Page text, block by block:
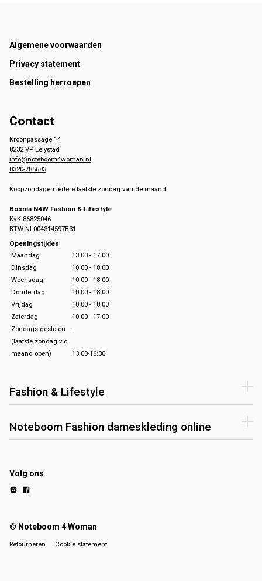
Footer
Algemene voorwaarden
Privacy statement
Bestelling herroepen
Contact
Kroonpassage 14
8232 VP Lelystad
info@noteboom4woman.nl
0320-785683
Koopzondagen iedere laatste zondag van de maand
Bosma N4W Fashion & Lifestyle
KvK 86825046
BTW NL004314597B31
Openingstijden
Maandag
13.00 - 17.00
Dinsdag
10.00 - 18.00
Woensdag
10.00 - 18.00
Donderdag
10.00 - 18:00
Vrijdag
10.00 - 18.00
Zaterdag
10.00 - 17.00
Zondags gesloten
.
(laatste zondag v.d.
maand open)
13:00-16:30
Fashion & Lifestyle
Noteboom Fashion dameskleding online
Volg ons
© Noteboom 4 Woman
Retourneren Cookie statement